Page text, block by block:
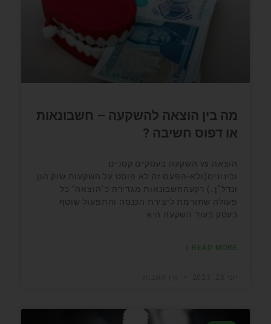
מה בין הוצאה להשקעה – חשבונאות
או דפוס חשיבה ?
הוצאה vs השקעה בעסקים קטנים
ובינונים(ולא-הפעם זה לא פוסט על השקעות שוק הון
ונדל"ן..) רקעהחשבונאות מגדירה כ"הוצאה" כל
פעולה שתורמת ליצירת הכנסה והתפעול שוטף
בעסק.בעוד השקעה היא
READ MORE »